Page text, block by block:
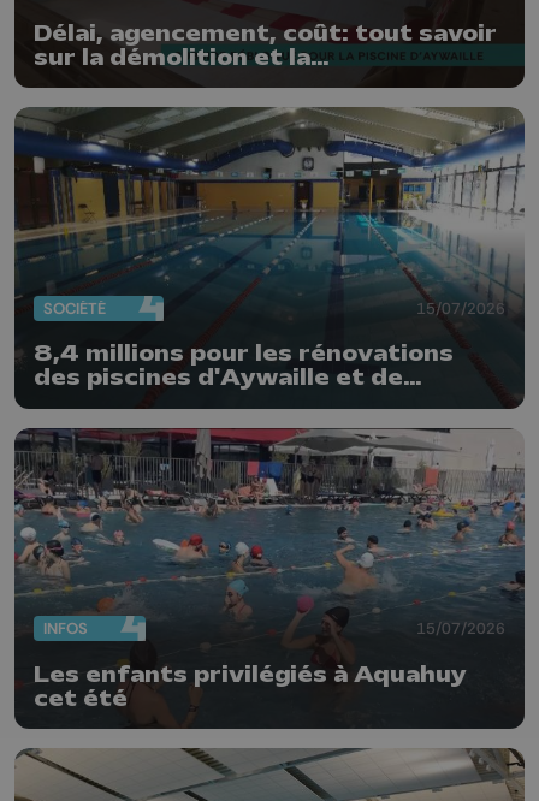
Délai, agencement, coût: tout savoir
sur la démolition et la
reconstruction de la piscine
d'Aywaille
SOCIÉTÉ 15/07/2026
8,4 millions pour les rénovations
des piscines d'Aywaille et de
INFOS 15/07/2026
Les enfants privilégiés à Aquahuy
cet été